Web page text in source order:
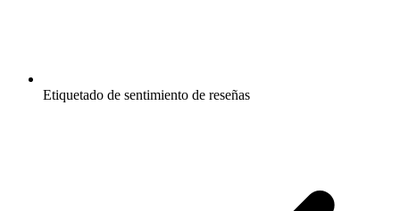
Etiquetado de sentimiento de reseñas